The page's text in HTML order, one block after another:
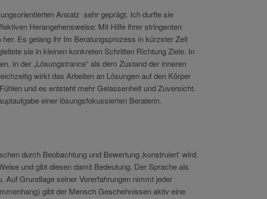
Ansatz sehr geprägt. Ich durfte sie
Herangehensweise: Mit Hilfe ihrer stringenten
Es gelang ihr Im Beratungsprozess in kürzster Zeit
sie in kleinen konkreten Schritten Richtung Ziele. In
In der „Lösungstrance“ als dem Zustand der inneren
wirkt das Arbeiten an Lösungen auf den Körper
und es entsteht mehr Gelassenheit und Zuversicht.
einer lösungsfokussierten Beraterin.
durch Beobachtung und Bewertung ‚konstruiert’ wird.
und gibt diesen damit Bedeutung. Der Sprache als
Grundlage seiner Vorerfahrungen nimmt jeder
gibt der Mensch Geschehnissen aktiv eine